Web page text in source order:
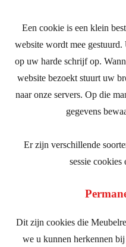
Een cookie is een klein
website wordt mee gestuurd.
op uw harde schrijf op.
website bezoekt stuurt uw
naar onze servers. Op die
gegevens
Er zijn verschillende
sessie cookies
Dit zijn cookies die
we u kunnen herkennen